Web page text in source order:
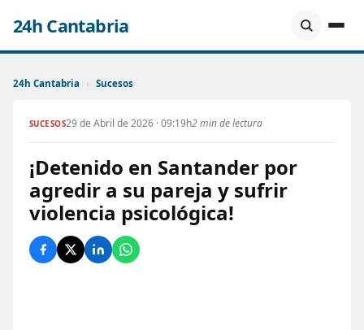
24h Cantabria
24h Cantabria › Sucesos
SUCESOS29 de Abril de 2026 · 09:19h2 min de lectura
¡Detenido en Santander por
agredir a su pareja y sufrir
violencia psicológica!